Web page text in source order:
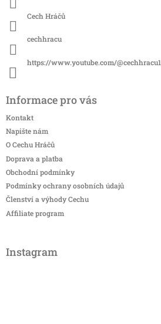
Cech Hráčů
cechhracu
https://www.youtube.com/@cechhracu1
Informace pro vás
Kontakt
Napište nám
O Cechu Hráčů
Doprava a platba
Obchodní podmínky
Podmínky ochrany osobních údajů
Členství a výhody Cechu
Affiliate program
Instagram